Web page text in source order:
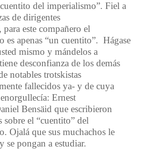
del imperialismo”. Fiel a
de dirigentes
este compañero el
es apenas “un cuentito”. Hágase
mismo y mándelos a
desconfianza de los demás
notables trotskistas
fallecidos ya- y de cuya
Ernest
Bensäid que escribieron
sobre el “cuentito” del
Ojalá que sus muchachos le
se pongan a estudiar.